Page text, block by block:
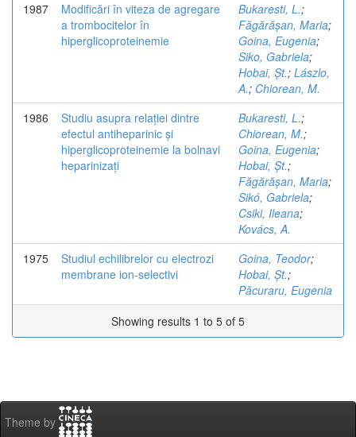
1987
Modificări în viteza de agregare
a trombocitelor în
hiperglicoproteinemie
Bukaresti, L.;
Făgărășan, Maria;
Goina, Eugenia;
Siko, Gabriela;
Hobai, Șt.; Lászlo,
A.; Chiorean, M.
1986
Studiu asupra relației dintre
efectul antiheparinic și
hiperglicoproteinemie la bolnavi
heparinizați
Bukaresti, L.;
Chiorean, M.;
Goina, Eugenia;
Hobai, Șt.;
Făgărășan, Maria;
Sikó, Gabriela;
Csiki, Ileana;
Kovács, A.
1975
Studiul echilibrelor cu electrozi
membrane ion-selectivi
Goina, Teodor;
Hobai, Șt.;
Păcuraru, Eugenia
Showing results 1 to 5 of 5
Theme by